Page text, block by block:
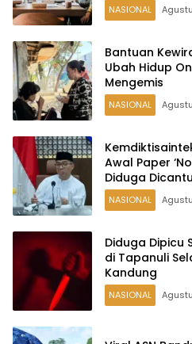
NASIONAL
Bantuan
Ubah Hidup
Mengemis
NASIONAL
Awal Paper
Diduga
NASIONAL
Diduga Dipicu
di Tapanuli
Kandung
NASIONAL